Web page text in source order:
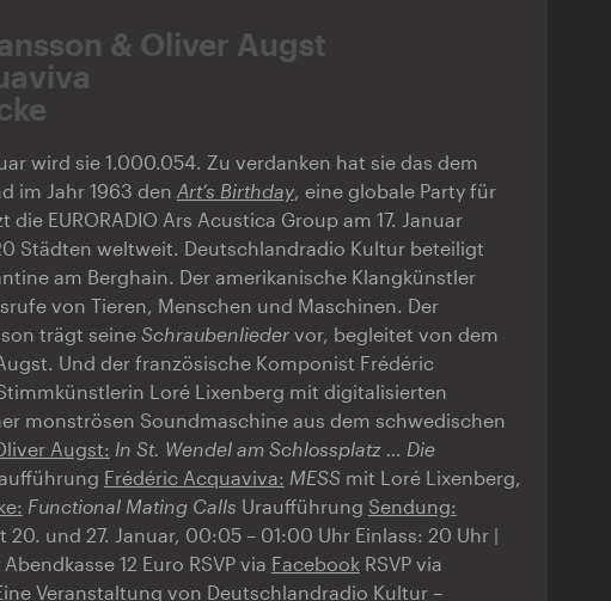
& Oliver Augst
wird sie 1.000.054. Zu verdanken hat sie das dem
im Jahr 1963 den Art’s Birthday, eine globale Party für
EURORADIO Ars Acustica Group am 17. Januar
Städten weltweit. Deutschlandradio Kultur beteiligt
am Berghain. Der amerikanische Klangkünstler
von Tieren, Menschen und Maschinen. Der
trägt seine Schraubenliedervor, begleitet von dem
Und der französische Komponist Frédéric
Loré Lixenberg mit digitalisierten
monströsen Soundmaschine aus dem schwedischen
Augst: In St. Wendel am Schlossplatz … Die
Frédéric Acquaviva: MESSmit Loré Lixenberg,
Functional Mating Calls Uraufführung Sendung:
und 27. Januar, 00:05 – 01:00 Uhr Einlass: 20 Uhr |
12 Euro RSVP via FacebookRSVP via
Veranstaltung von Deutschlandradio Kultur –